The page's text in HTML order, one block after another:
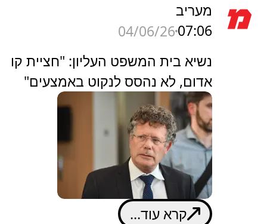
מעריב
07:06
04/06/26
נשיא בית המשפט העליון: "חציית קו
אדום, לא נהסס לנקוט באמצעים"
קרא עוד...